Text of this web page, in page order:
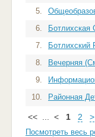
5.
6.
7.
Ботлихский
8.
Вечерняя
9.
10.
Районная
<< < 1 2 >
Посмотреть весь